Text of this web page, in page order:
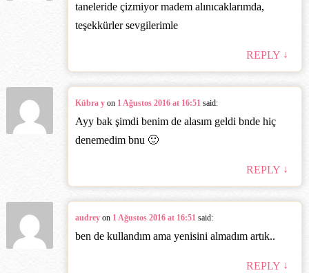
taneleride çizmiyor madem alınıcaklarımda,
teşekkürler sevgilerimle
REPLY ↓
Kübra y on 1 Ağustos 2016 at 16:51 said:
Ayy bak şimdi benim de alasım geldi bnde hiç
denemedim bnu 🙂
REPLY ↓
audrey on 1 Ağustos 2016 at 16:51 said:
ben de kullandım ama yenisini almadım artık..
REPLY ↓